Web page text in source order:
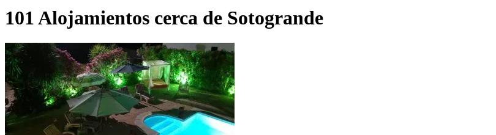
101 Alojamientos cerca de Sotogrande